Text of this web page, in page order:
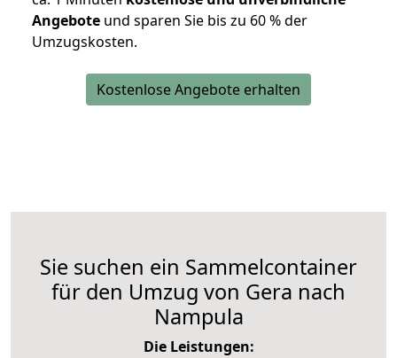
Angebote und sparen Sie bis zu 60 % der
Umzugskosten.
Kostenlose Angebote erhalten
Sie suchen ein Sammelcontainer
für den Umzug von Gera nach
Nampula
Die Leistungen: